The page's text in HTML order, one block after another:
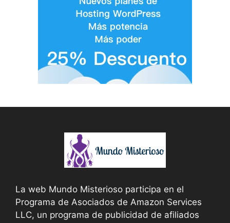
La web Mundo Misterioso participa en el
Programa de Asociados de Amazon Services
LLC, un programa de publicidad de afiliados